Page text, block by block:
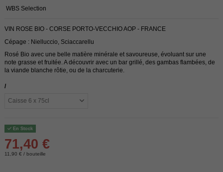
WBS Selection
VIN ROSE BIO - CORSE PORTO-VECCHIO AOP - FRANCE
Cépage : Nielluccio, Sciaccarellu
Rosé Bio avec une belle matière minérale et savoureuse, évoluant sur une
note grasse et fruitée. A découvrir avec un bar grillé, des gambas flambées, de
la viande blanche rôtie, ou de la charcuterie.
/
En Stock
71,40 €
11,90 € / bouteille